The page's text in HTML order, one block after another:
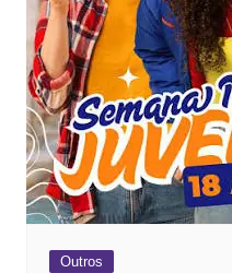
Outros